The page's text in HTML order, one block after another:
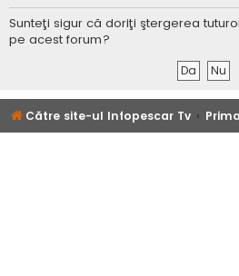
Sunteţi sigur că doriţi ştergerea
pe acest forum?
Către site-ul Infopescar Tv